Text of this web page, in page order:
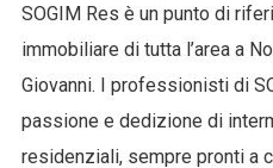
SOGIM Res è un punto di
immobiliare di tutta l’area a
Giovanni. I professionisti di
passione e dedizione di
residenziali, sempre pronti a